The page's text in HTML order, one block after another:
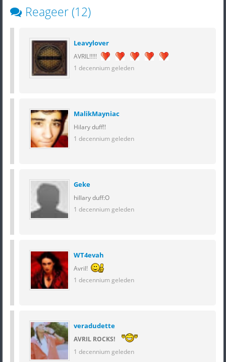
Reageer (12)
Leavylover
AVRIL!!!!!
1 decennium geleden
MalikMayniac
Hilary duff!!
1 decennium geleden
Geke
hillary duff:O
1 decennium geleden
WT4evah
Avril!
1 decennium geleden
veradudette
AVRIL ROCKS!
1 decennium geleden